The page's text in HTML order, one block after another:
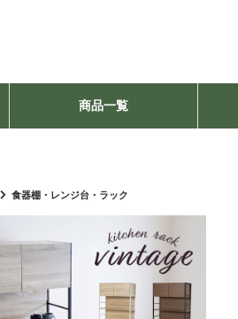
商品一覧
食器棚・レンジ台・ラック